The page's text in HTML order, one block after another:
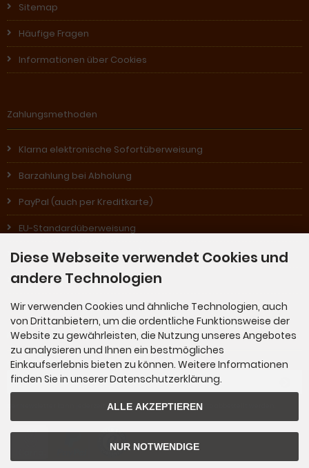
Sitemap
Häufige Fragen
Informationen über Cookies
Zahlungsmethoden
Klarna elektronische Sofortüberweisung
Barzahlung bei Abholung
PayPal (auch per Kreditkarte)
EU-Standardüberweisung
Nachnahme (in Österreich)
Rechnung (für Stammkunden)
Newsletter-Anmeldung
E-Mail-Adresse:
Der Newsletter kann jederzeit hier oder in Ihrem Kundenkonto abbestellt werden.
Diese Webseite verwendet Cookies und
andere Technologien
Wir verwenden Cookies und ähnliche Technologien, auch
von Drittanbietern, um die ordentliche Funktionsweise der
Website zu gewährleisten, die Nutzung unseres Angebotes
zu analysieren und Ihnen ein bestmögliches
Einkaufserlebnis bieten zu können. Weitere Informationen
finden Sie in unserer Datenschutzerklärung.
ALLE AKZEPTIEREN
NUR NOTWENDIGE